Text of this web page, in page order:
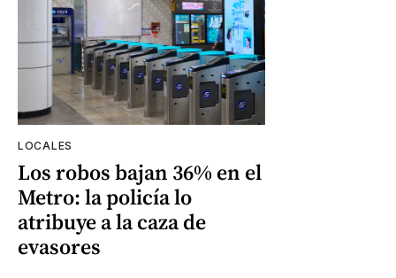
LOCALES
Los robos bajan 36% en el
Metro: la policía lo
atribuye a la caza de
evasores